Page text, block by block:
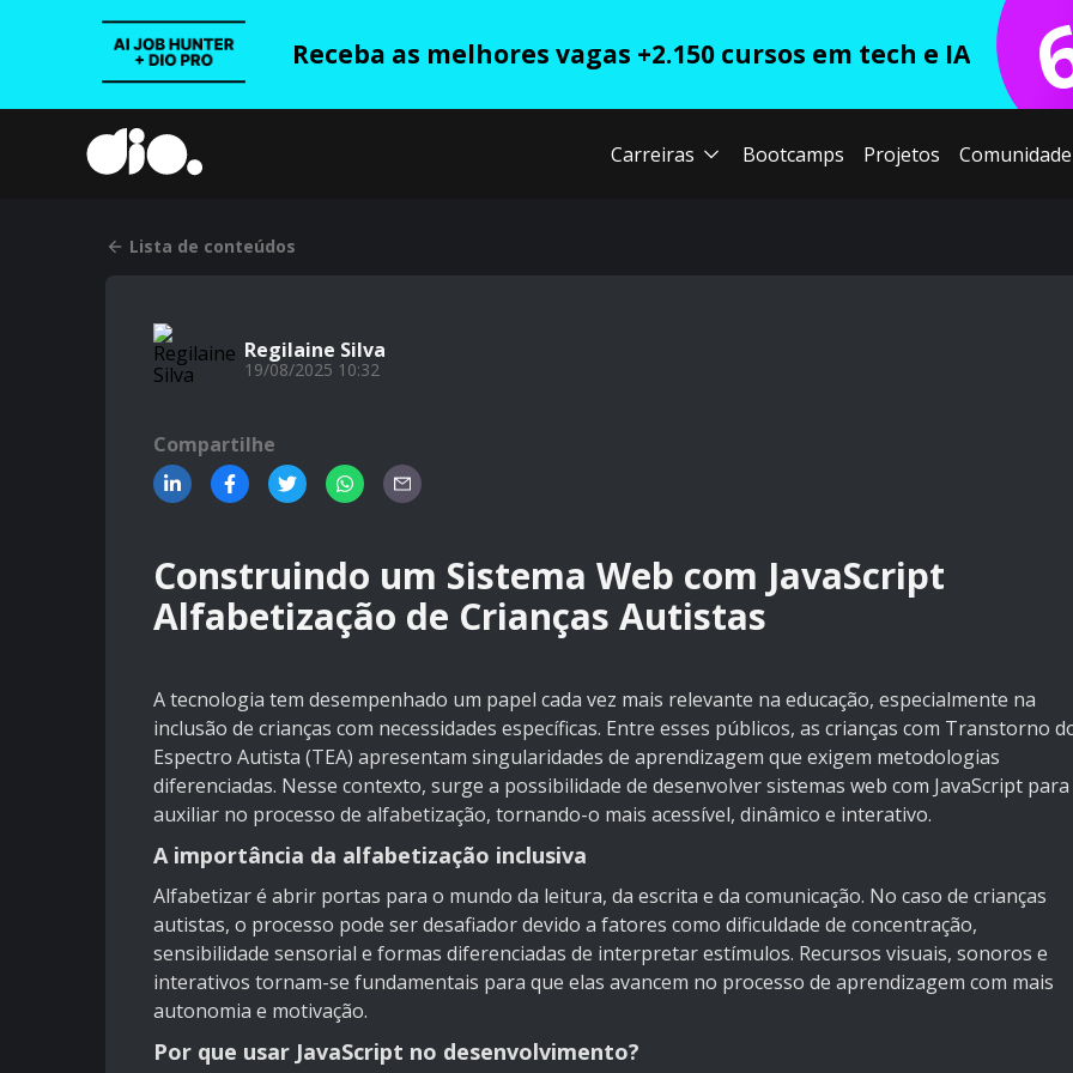
Receba as melhores vagas +2.150 cursos em tech e IA
Carreiras Bootcamps Projetos Comunidade
Lista de conteúdos
Regilaine Silva
19/08/2025 10:32
Compartilhe
Construindo um Sistema Web com JavaScript
Alfabetização de Crianças Autistas
A tecnologia tem desempenhado um papel cada vez mais relevante na educação, especialmente na
inclusão de crianças com necessidades específicas. Entre esses públicos, as crianças com Transtorno
Espectro Autista (TEA) apresentam singularidades de aprendizagem que exigem metodologias
diferenciadas. Nesse contexto, surge a possibilidade de desenvolver sistemas web com JavaScript para
auxiliar no processo de alfabetização, tornando-o mais acessível, dinâmico e interativo.
A importância da alfabetização inclusiva
Alfabetizar é abrir portas para o mundo da leitura, da escrita e da comunicação. No caso de crianças
autistas, o processo pode ser desafiador devido a fatores como dificuldade de concentração,
sensibilidade sensorial e formas diferenciadas de interpretar estímulos. Recursos visuais, sonoros e
interativos tornam-se fundamentais para que elas avancem no processo de aprendizagem com mais
autonomia e motivação.
Por que usar JavaScript no desenvolvimento?